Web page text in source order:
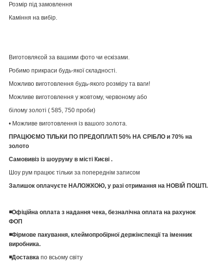
Розмір під замовлення
Каміння на вибір.
Виготовляєой за вашими фото чи ескізами.
Робимо прикраси будь-якої складності.
Можливо виготовлення будь-якого розміру та ваги!
Можливе виготовлення у жовтому, червоному або
білому золоті ( 585, 750 проби)
• Можливе виготовлення із вашого золота.
ПРАЦЮЄМО ТІЛЬКИ ПО ПРЕДОПЛАТІ 50% НА СРІБЛО и 70% на
золото
Самовивіз із шоуруму в місті Києві .
Шоу рум працює тільки за попереднім записом
Залишок оплачуєте НАЛОЖКОЮ, у разі отримання на НОВІЙ ПОШТІ.
◾️Офіційна оплата з надання чека, безналічна оплата на рахунок
ФОП
◾️Фірмове пакування, клеймопробірної держінспекції та іменник
виробника.
◾️Доставка по всьому світу